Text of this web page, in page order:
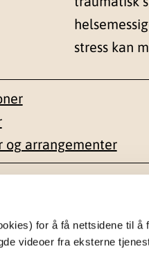
for å få nettsidene til å
videoer fra eksterne
stress kan
og arrangementer
22 59 55 00